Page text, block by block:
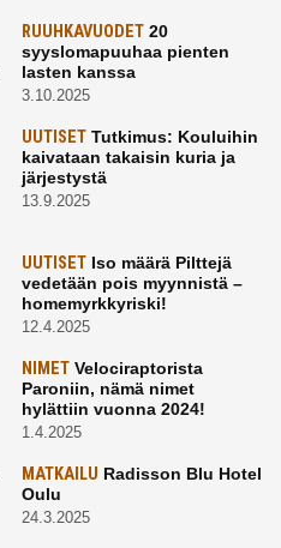
RUUHKAVUODET20
syyslomapuuhaa pienten
lasten kanssa
3.10.2025
UUTISETTutkimus: Kouluihin
kaivataan takaisin kuria ja
järjestystä
13.9.2025
UUTISETIso määrä Pilttejä
vedetään pois myynnistä –
homemyrkkyriski!
12.4.2025
NIMETVelociraptorista
Paroniin, nämä nimet
hylättiin vuonna 2024!
1.4.2025
MATKAILU Radisson Blu Hotel
Oulu
24.3.2025